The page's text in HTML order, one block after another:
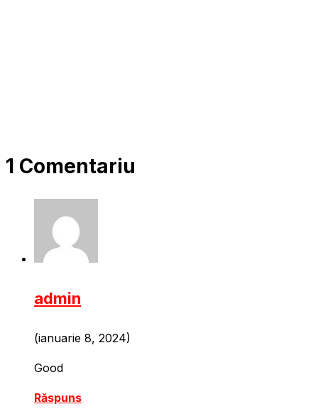
1 Comentariu
admin
(ianuarie 8, 2024)
Good
Răspuns